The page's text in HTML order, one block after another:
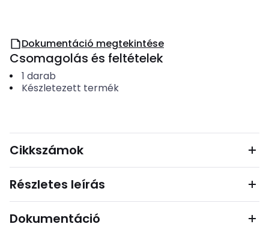
Dokumentáció megtekintése
Csomagolás és feltételek
1 darab
Készletezett termék
Cikkszámok
Részletes leírás
Dokumentáció